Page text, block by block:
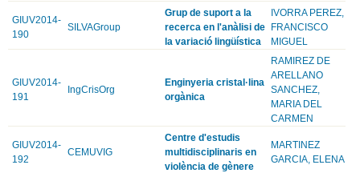
GIUV2014-
190
SILVAGroup
Grup de suport a la
recerca en l'anàlisi de
la variació lingüística
IVORRA PEREZ,
FRANCISCO
MIGUEL
GIUV2014-
191
IngCrisOrg
Enginyeria cristal·lina
orgànica
RAMIREZ DE
ARELLANO
SANCHEZ,
MARIA DEL
CARMEN
GIUV2014-
192
CEMUVIG
Centre d'estudis
multidisciplinaris en
violència de gènere
MARTINEZ
GARCIA, ELENA